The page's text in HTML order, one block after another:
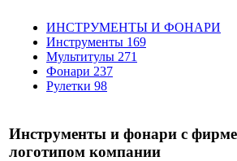
ИНСТРУМЕНТЫ И ФОНАРИ
Инструменты 169
Мультитулы 271
Фонари 237
Рулетки 98
Инструменты и фонари с
логотипом компании